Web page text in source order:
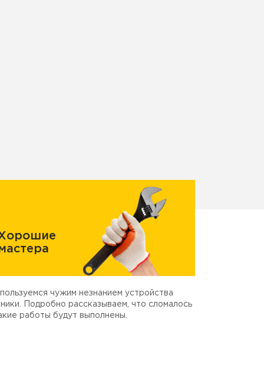
чужим незнанием устройства
Подробно рассказываем, что сломалось
работы будут выполнены.